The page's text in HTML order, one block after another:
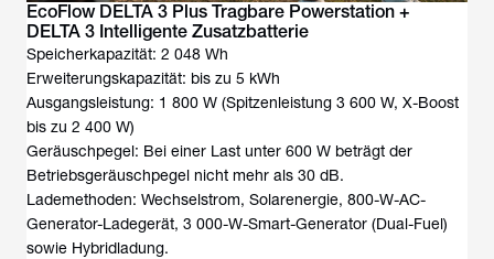
EcoFlow DELTA 3 Plus Tragbare Powerstation +
DELTA 3 Intelligente Zusatzbatterie
Speicherkapazität: 2 048 Wh
Erweiterungskapazität: bis zu 5 kWh
Ausgangsleistung: 1 800 W (Spitzenleistung 3 600 W, X-Boost
bis zu 2 400 W)
Geräuschpegel: Bei einer Last unter 600 W beträgt der
Betriebsgeräuschpegel nicht mehr als 30 dB.
Lademethoden: Wechselstrom, Solarenergie, 800-W-AC-
Generator-Ladegerät, 3 000-W-Smart-Generator (Dual-Fuel)
sowie Hybridladung.